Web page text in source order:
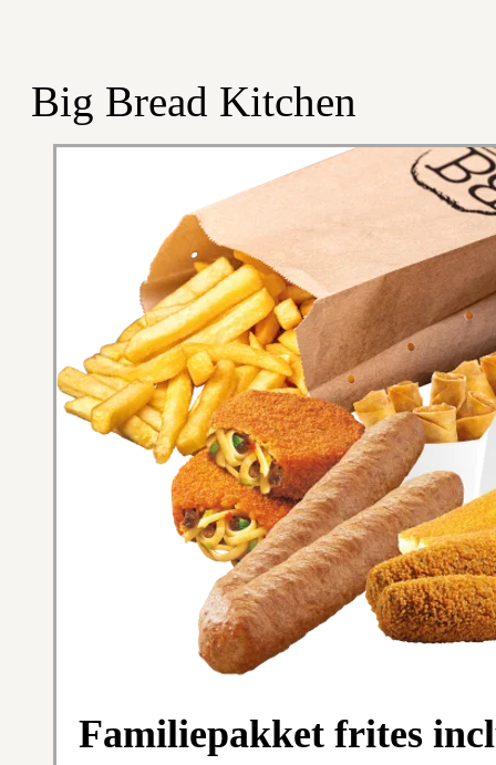
Big Bread Kitchen
Familiepakket frites